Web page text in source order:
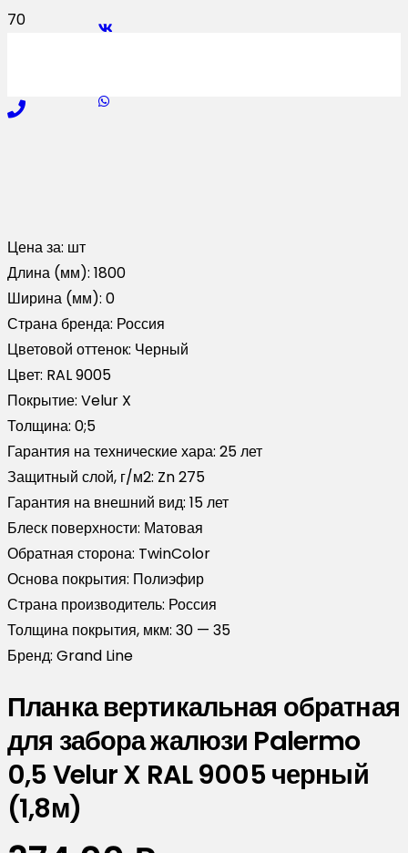
Цена за: шт
Длина (мм): 1800
Ширина (мм): 0
Страна бренда: Россия
Цветовой оттенок: Черный
Цвет: RAL 9005
Покрытие: Velur X
Толщина: 0;5
Гарантия на технические хара: 25 лет
Защитный слой, г/м2: Zn 275
Гарантия на внешний вид: 15 лет
Блеск поверхности: Матовая
Обратная сторона: TwinColor
Основа покрытия: Полиэфир
Страна производитель: Россия
Толщина покрытия, мкм: 30 — 35
Бренд: Grand Line
Планка вертикальная обратная
для забора жалюзи Palermo
0,5 Velur X RAL 9005 черный
(1,8м)